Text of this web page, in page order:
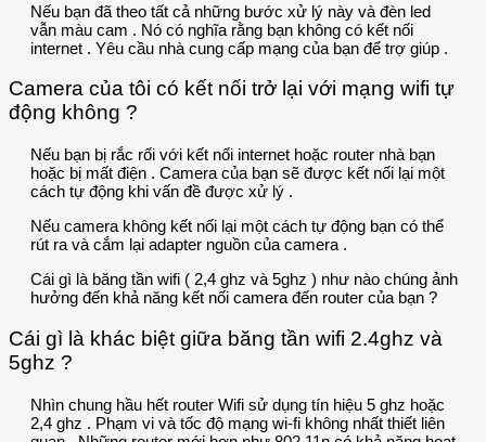
Nếu bạn đã theo tất cả những bước xử lý này và đèn led
vẫn màu cam . Nó có nghĩa rằng bạn không có kết nối
internet . Yêu cầu nhà cung cấp mạng của bạn để trợ giúp .
Camera của tôi có kết nối trở lại với mạng wifi tự
động không ?
Nếu bạn bị rắc rối với kết nối internet hoặc router nhà bạn
hoặc bị mất điện . Camera của bạn sẽ được kết nối lại một
cách tự động khi vấn đề được xử lý .
Nếu camera không kết nối lại một cách tự động bạn có thể
rút ra và cắm lại adapter nguồn của camera .
Cái gì là băng tần wifi ( 2,4 ghz và 5ghz ) như nào chúng ảnh
hưởng đến khả năng kết nối camera đến router của bạn ?
Cái gì là khác biệt giữa băng tần wifi 2.4ghz và
5ghz ?
Nhìn chung hầu hết router Wifi sử dụng tín hiệu 5 ghz hoặc
2,4 ghz . Phạm vi và tốc độ mạng wi-fi không nhất thiết liên